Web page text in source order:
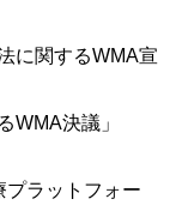
に関するWMA宣
WMA決議」
ラットフォー